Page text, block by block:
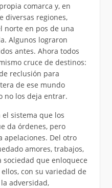
comarca y, en
diversas regiones,
norte en pos de una
Algunos lograron
antes. Ahora todos
cruce de destinos:
reclusión para
de ese mundo
no los deja entrar.
sistema que los
da órdenes, pero
apelaciones. Del otro
amores, trabajos,
sociedad que enloquece
con su variedad de
adversidad,